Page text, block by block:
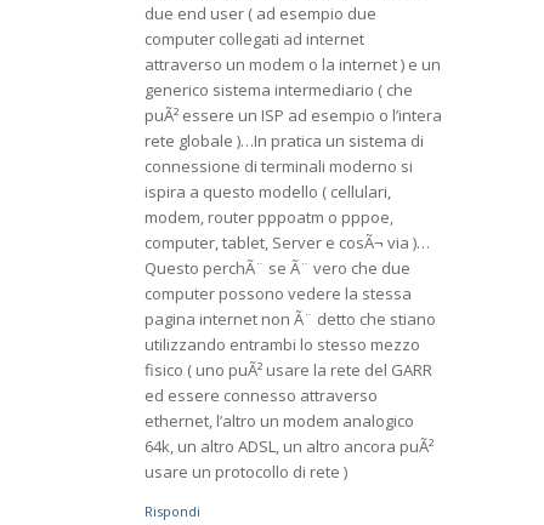
due end user ( ad esempio due
computer collegati ad internet
attraverso un modem o la internet ) e un
generico sistema intermediario ( che
puÃ² essere un ISP ad esempio o l’intera
rete globale )…In pratica un sistema di
connessione di terminali moderno si
ispira a questo modello ( cellulari,
modem, router pppoatm o pppoe,
computer, tablet, Server e cosÃ¬ via )…
Questo perchÃ¨ se Ã¨ vero che due
computer possono vedere la stessa
pagina internet non Ã¨ detto che stiano
utilizzando entrambi lo stesso mezzo
fisico ( uno puÃ² usare la rete del GARR
ed essere connesso attraverso
ethernet, l’altro un modem analogico
64k, un altro ADSL, un altro ancora puÃ²
usare un protocollo di rete )
Rispondi